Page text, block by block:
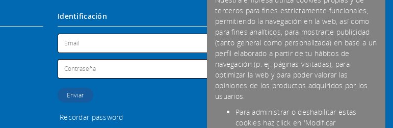
Identificación
Recordar password
Formas de pago aceptadas
Habitual
Transferencia
Efectivo
terceros para fines estrictamente funcionales,
permitiendo la navegación en la web, así como
para fines analíticos, para mostrarte publicidad
(tanto general como personalizada) en base a un
perfil elaborado a partir de tu hábitos de
navegación (p. ej. páginas visitadas), para
optimizar la web y para poder valorar las
opiniones de los productos adquiridos por los
usuarios.
Para administrar o deshabilitar estas
cookies haz click en 'Modificar